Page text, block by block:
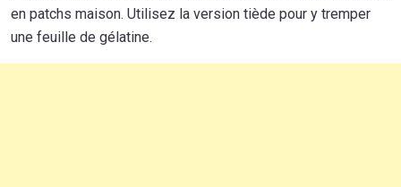
en patchs maison. Utilisez la version tiède pour y tremper
une feuille de gélatine.